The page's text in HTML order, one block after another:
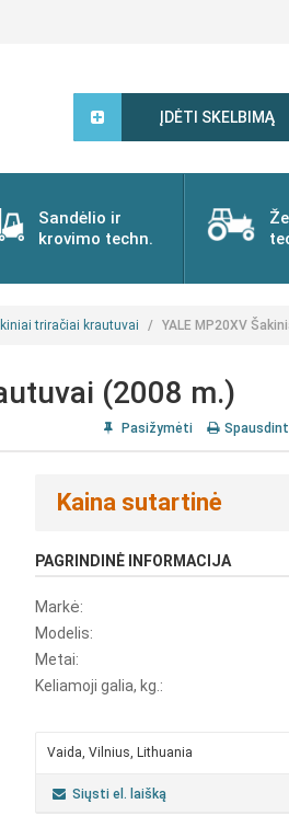
ĮDĖTI SKELBIMĄ
Sandėlio ir
krovimo techn.
triračiai krautuvai YALE MP20XV
(2008 m.)
Pasižymėti
Kaina sutartinė
PAGRINDINĖ INFORMACIJA
Markė:
Modelis:
Metai:
Keliamoji galia, kg.:
Vaida, Vilnius, Lithuania
Siųsti el. laišką